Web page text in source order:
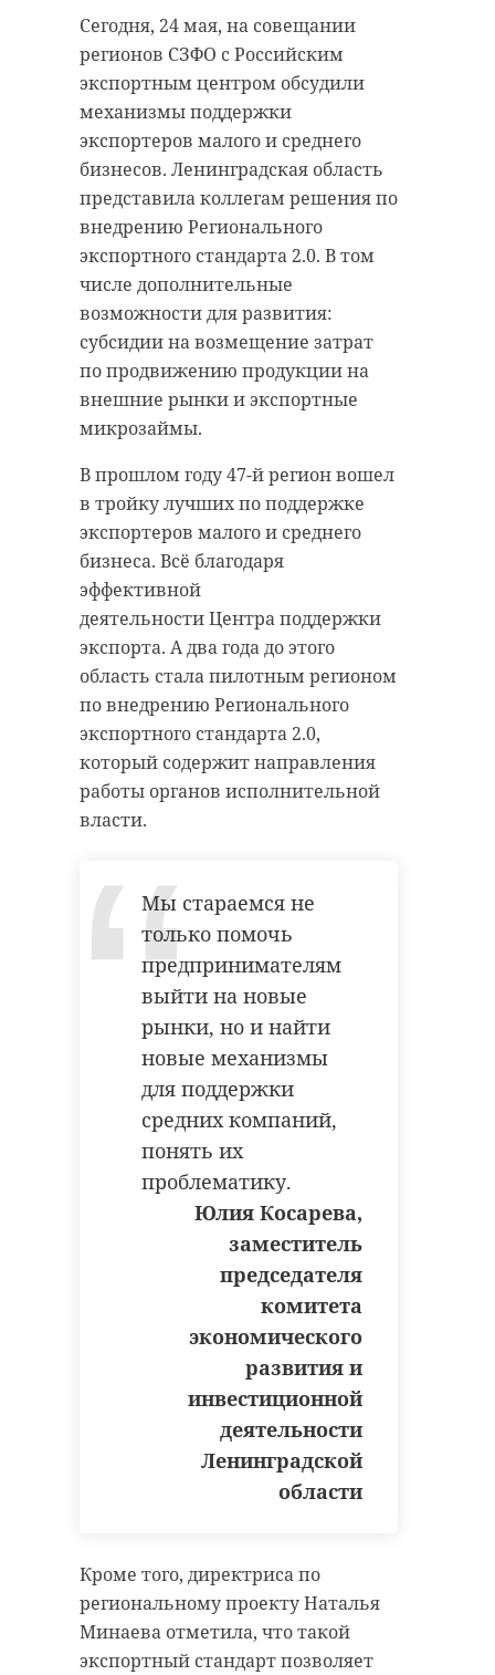
Сегодня, 24 мая, на совещании
регионов СЗФО с Российским
экспортным центром обсудили
механизмы поддержки
экспортеров малого и среднего
бизнесов. Ленинградская область
представила коллегам решения по
внедрению Регионального
экспортного стандарта 2.0. В том
числе дополнительные
возможности для развития:
субсидии на возмещение затрат
по продвижению продукции на
внешние рынки и экспортные
микрозаймы.
В прошлом году 47-й регион вошел
в тройку лучших по поддержке
экспортеров малого и среднего
бизнеса. Всё благодаря
эффективной
деятельности Центра поддержки
экспорта. А два года до этого
область стала пилотным регионом
по внедрению Регионального
экспортного стандарта 2.0,
который содержит направления
работы органов исполнительной
власти.
Мы стараемся не
только помочь
предпринимателям
выйти на новые
рынки, но и найти
новые механизмы
для поддержки
средних компаний,
понять их
проблематику.
Юлия Косарева,
заместитель
председателя
комитета
экономического
развития и
инвестиционной
деятельности
Ленинградской
области
Кроме того, директриса по
региональному проекту Наталья
Минаева отметила, что такой
экспортный стандарт позволяет